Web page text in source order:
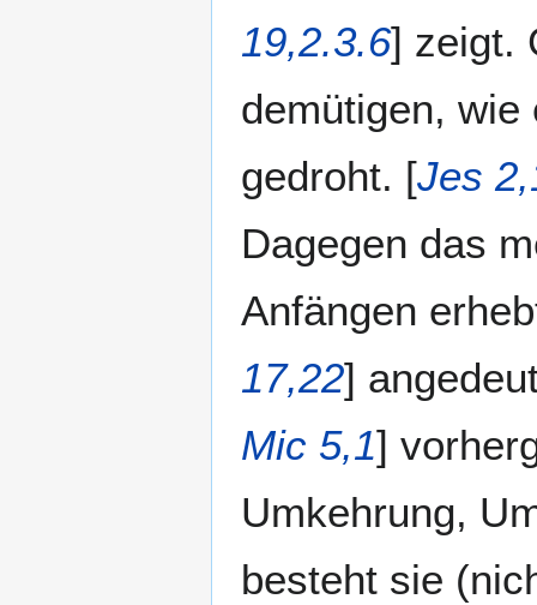
19,2.3.6] zeigt.
demütigen,
gedroht. [Jes
Dagegen das
Anfängen
17,22]
Mic 5,1]
Umkehrung,
besteht sie